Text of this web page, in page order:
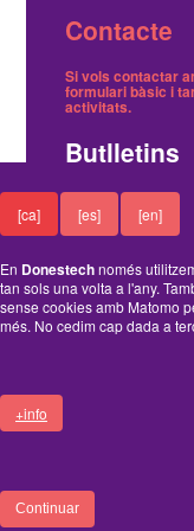
[ca] [es] [en]
En Donestechnomés
tan sols una volta a l'any.
sense cookies amb Matomo
més. No cedim cap dada a
+info
Continuar
Contacte
Si vols contactar
formulari bàsic i
activitats.
Butlletins
Tenim dos
un on avisem dels
inscriure't o
Funciona amb el
FOOTER